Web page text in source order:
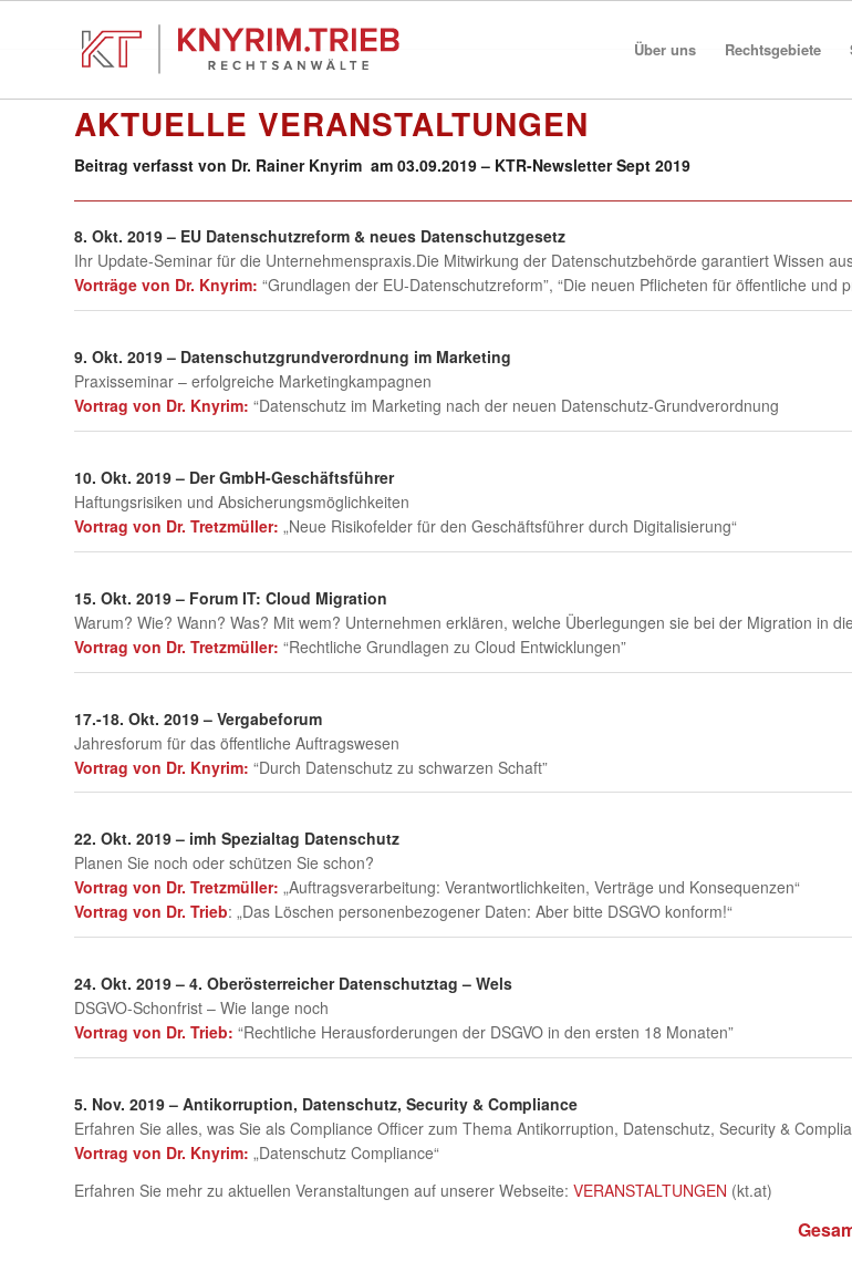
Über uns Rechtsgebiete
AKTUELLE VERANSTALTUNGEN
Beitrag verfasst von Dr. Rainer Knyrim am 03.09.2019 – KTR-Newsletter Sept 2019
8. Okt. 2019 – EU Datenschutzreform & neues Datenschutzgesetz
Ihr Update-Seminar für die Unternehmenspraxis.Die Mitwirkung der Datenschutzbehörde garantiert Wissen
Vorträge von Dr. Knyrim: “Grundlagen der EU-Datenschutzreform”, “Die neuen Pflicheten für öffentliche und
9. Okt. 2019 – Datenschutzgrundverordnung im Marketing
Praxisseminar – erfolgreiche Marketingkampagnen
Vortrag von Dr. Knyrim: “Datenschutz im Marketing nach der neuen Datenschutz-Grundverordnung
10. Okt. 2019 – Der GmbH-Geschäftsführer
Haftungsrisiken und Absicherungsmöglichkeiten
Vortrag von Dr. Tretzmüller: „Neue Risikofelder für den Geschäftsführer durch Digitalisierung“
15. Okt. 2019 – Forum IT: Cloud Migration
Warum? Wie? Wann? Was? Mit wem? Unternehmen erklären, welche Überlegungen sie bei der Migration in
Vortrag von Dr. Tretzmüller: “Rechtliche Grundlagen zu Cloud Entwicklungen”
17.-18. Okt. 2019 – Vergabeforum
Jahresforum für das öffentliche Auftragswesen
Vortrag von Dr. Knyrim: “Durch Datenschutz zu schwarzen Schaft”
22. Okt. 2019 – imh Spezialtag Datenschutz
Planen Sie noch oder schützen Sie schon?
Vortrag von Dr. Tretzmüller: „Auftragsverarbeitung: Verantwortlichkeiten, Verträge und Konsequenzen“
Vortrag von Dr. Trieb: „Das Löschen personenbezogener Daten: Aber bitte DSGVO konform!“
24. Okt. 2019 – 4. Oberösterreicher Datenschutztag – Wels
DSGVO-Schonfrist – Wie lange noch
Vortrag von Dr. Trieb: “Rechtliche Herausforderungen der DSGVO in den ersten 18 Monaten”
5. Nov. 2019 – Antikorruption, Datenschutz, Security & Compliance
Erfahren Sie alles, was Sie als Compliance Officer zum Thema Antikorruption, Datenschutz, Security &
Vortrag von Dr. Knyrim: „Datenschutz Compliance“
Erfahren Sie mehr zu aktuellen Veranstaltungen auf unserer Webseite: VERANSTALTUNGEN (kt.at)